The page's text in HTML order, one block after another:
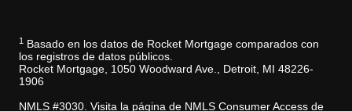
1
Basado en los datos de Rocket Mortgage comparados con
los registros de datos públicos.
Rocket Mortgage, 1050 Woodward Ave., Detroit, MI 48226-
1906
NMLS #3030. Visita la página de NMLS Consumer Access de